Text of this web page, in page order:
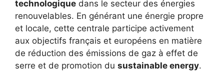
technologique dans le secteur des énergies
renouvelables. En générant une énergie propre
et locale, cette centrale participe activement
aux objectifs français et européens en matière
de réduction des émissions de gaz à effet de
serre et de promotion du sustainable energy.